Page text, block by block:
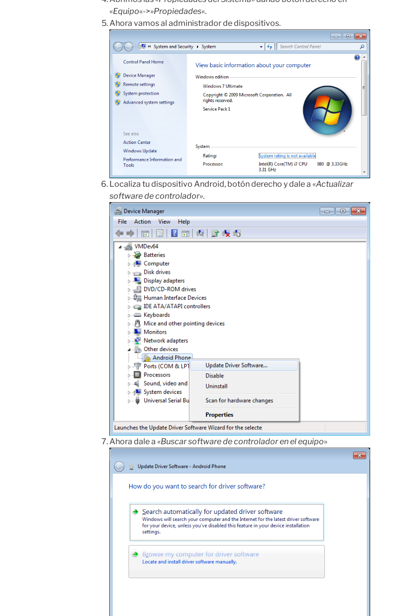
«Equipo«->»Propiedades«.
Ahora vamos al administrador de dispositivos.
Localiza tu dispositivo Android, botón derecho y dale a «Actualizar
software de controlador».
Ahora dale a «Buscar software de controlador en el equipo»